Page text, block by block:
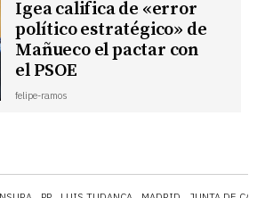
Igea califica de «error
político estratégico» de
Mañueco el pactar con
el PSOE
felipe-ramos